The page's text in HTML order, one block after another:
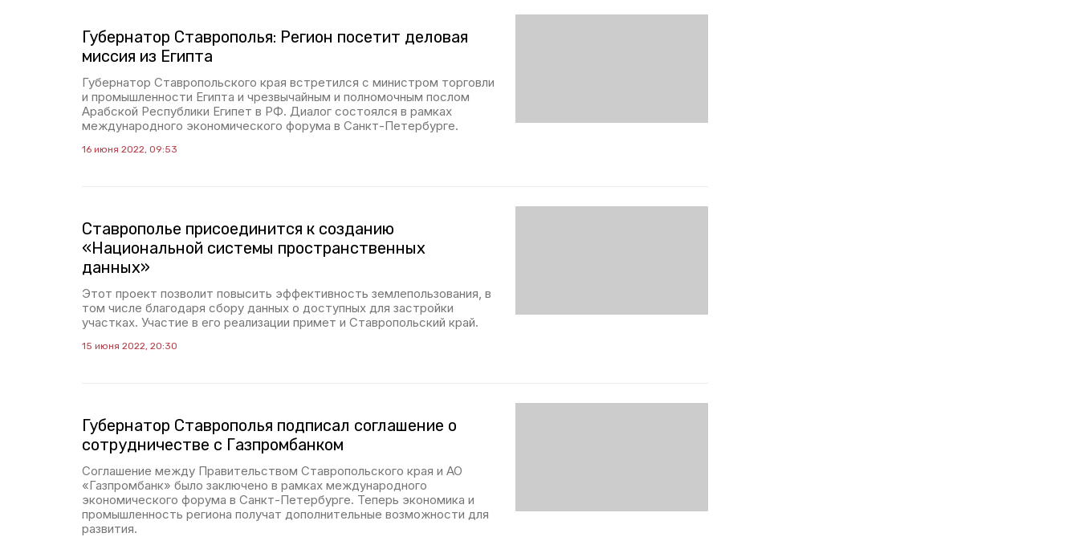
Губернатор Ставрополья: Регион посетит деловая
миссия из Египта
Губернатор Ставропольского края встретился с министром торговли
и промышленности Египта и чрезвычайным и полномочным послом
Арабской Республики Египет в РФ. Диалог состоялся в рамках
международного экономического форума в Санкт-Петербурге.
16 июня 2022, 09:53
Ставрополье присоединится к созданию
«Национальной системы пространственных
данных»
Этот проект позволит повысить эффективность землепользования, в
том числе благодаря сбору данных о доступных для застройки
участках. Участие в его реализации примет и Ставропольский край.
15 июня 2022, 20:30
Губернатор Ставрополья подписал соглашение о
сотрудничестве с Газпромбанком
Соглашение между Правительством Ставропольского края и АО
«Газпромбанк» было заключено в рамках международного
экономического форума в Санкт-Петербурге. Теперь экономика и
промышленность региона получат дополнительные возможности для
развития.